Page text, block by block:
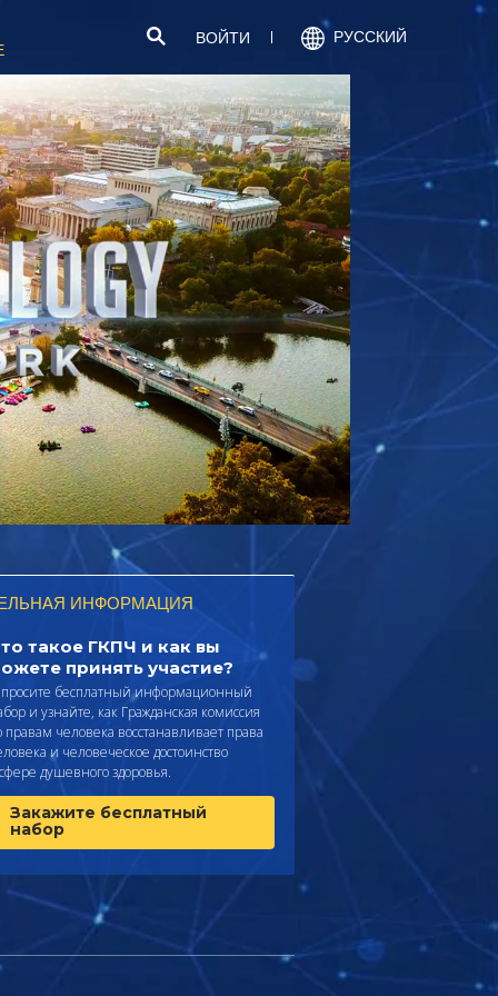
ВОЙТИ РУССКИЙ
ИНФОРМАЦИЯ
такое ГКПЧ и как вы
принять участие?
бесплатный информационный
и узнайте, как Гражданская комиссия
правам человека восстанавливает права
и человеческое достоинство
душевного здоровья.
Закажите бесплатный
набор